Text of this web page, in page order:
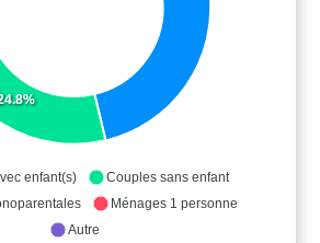
enfant(s)
Couples sans enfant
Ménages 1 personne
Autre